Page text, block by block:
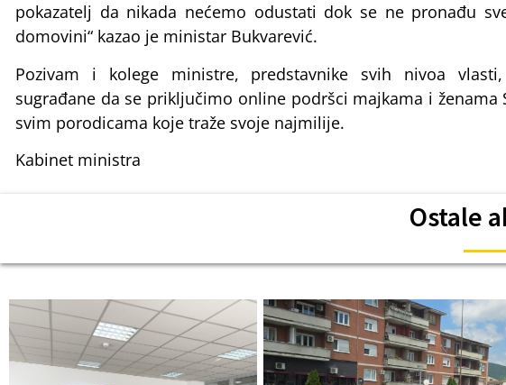
pokazatelj da nikada nećemo odustati dok se ne pronađu
domovini“ kazao je ministar Bukvarević.
Pozivam i kolege ministre, predstavnike svih nivoa
sugrađane da se priključimo online podršci majkama i ženama
svim porodicama koje traže svoje najmilije.
Kabinet ministra
Ostale